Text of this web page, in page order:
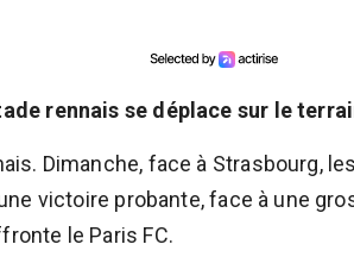
rennais se déplace sur le
Dimanche, face à Strasbourg,
victoire probante, face à une
le Paris FC.